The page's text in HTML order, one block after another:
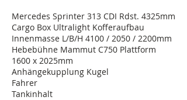
Mercedes Sprinter 313 CDI Rdst. 4325mm
Cargo Box Ultralight Kofferaufbau
Innenmasse L/B/H 4100 / 2050 / 2200mm
Hebebühne Mammut C750 Plattform
1600 x 2025mm
Anhängekupplung Kugel
Fahrer
Tankinhalt